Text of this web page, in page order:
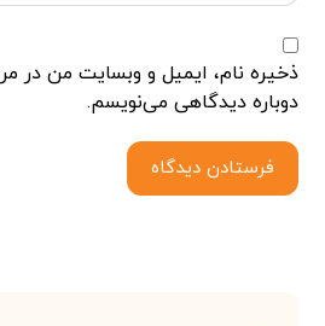
ذخیره نام، ایمیل و وبسایت من در
دوباره دیدگاهی می‌نویسم.
فرستادن دیدگاه